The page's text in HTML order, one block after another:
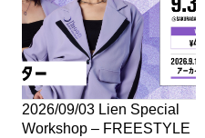
2026/09/03 Lien Special
Workshop – FREESTYLE